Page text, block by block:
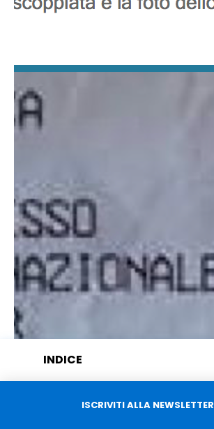
INDICE
ISCRIVITI ALLA NEWSLETTER